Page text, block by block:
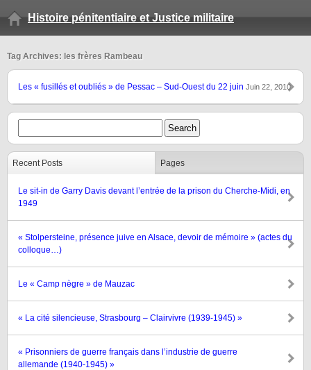
Histoire pénitentiaire et Justice militaire
Tag Archives: les frères Rambeau
Les « fusillés et oubliés » de Pessac – Sud-Ouest du 22 juin Juin 22, 2010
Recent Posts Pages
Le sit-in de Garry Davis devant l’entrée de la prison du Cherche-Midi, en
1949
« Stolpersteine, présence juive en Alsace, devoir de mémoire » (actes du
colloque…)
Le « Camp nègre » de Mauzac
« La cité silencieuse, Strasbourg – Clairvivre (1939-1945) »
« Prisonniers de guerre français dans l’industrie de guerre
allemande (1940-1945) »